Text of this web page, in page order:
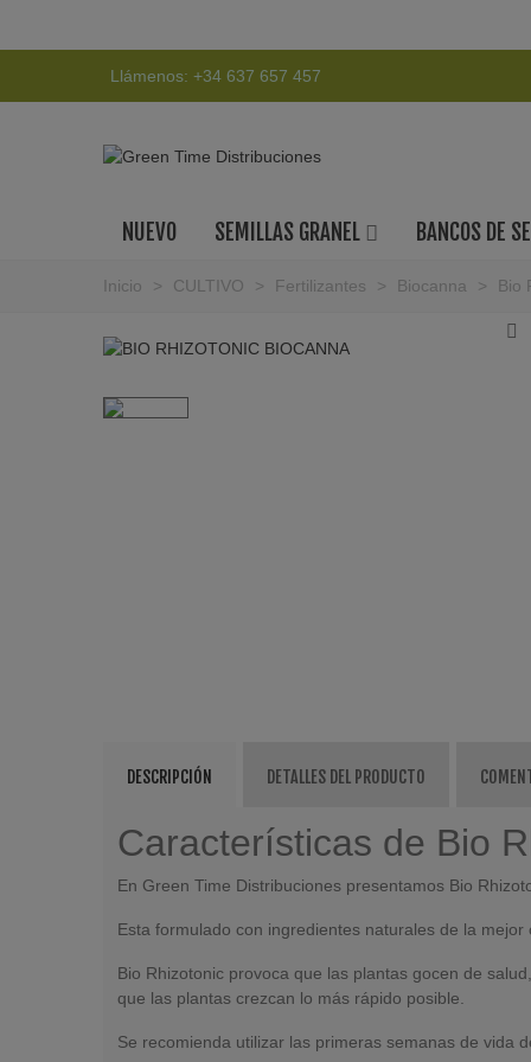
Llámenos: +34 637 657 457
NUEVO SEMILLAS GRANEL BANCOS DE
Inicio > CULTIVO > Fertilizantes > Biocanna > Bio
DESCRIPCIÓN DETALLES DEL PRODUCTO
Características de Bio
En Green Time Distribuciones presentamos Bio
Esta formulado con ingredientes naturales de la
Bio Rhizotonic provoca que las plantas gocen de
que las plantas crezcan lo más rápido posible.
Se recomienda utilizar las primeras semanas de vida